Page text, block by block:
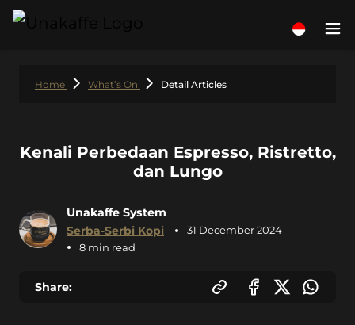
Home What’s On Detail Articles
Kenali Perbedaan Espresso, Ristretto,
dan Lungo
Unakaffe System
Serba-Serbi Kopi
31 December 2024
8 min read
Share: